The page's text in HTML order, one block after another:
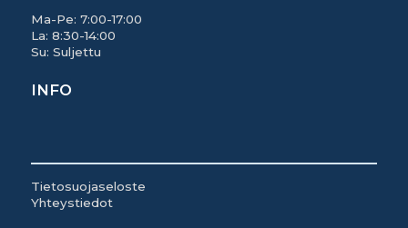
Ma-Pe: 7:00-17:00
La: 8:30-14:00
Su: Suljettu
INFO
Tietosuojaseloste
Yhteystiedot